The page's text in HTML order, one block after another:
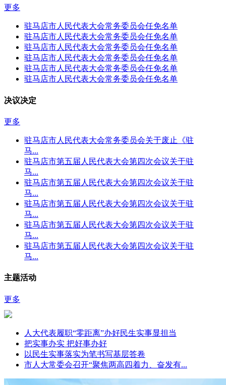
更多
驻马店市人民代表大会常务委员会任免名单
驻马店市人民代表大会常务委员会任免名单
驻马店市人民代表大会常务委员会任免名单
驻马店市人民代表大会常务委员会任免名单
驻马店市人民代表大会常务委员会任免名单
驻马店市人民代表大会常务委员会任免名单
决议决定
更多
驻马店市人民代表大会常务委员会关于废止《驻
马...
驻马店市第五届人民代表大会第四次会议关于驻
马...
驻马店市第五届人民代表大会第四次会议关于驻
马...
驻马店市第五届人民代表大会第四次会议关于驻
马...
驻马店市第五届人民代表大会第四次会议关于驻
马...
驻马店市第五届人民代表大会第四次会议关于驻
马...
主题活动
更多
人大代表履职“零距离”办好民生实事显担当
把实事办实 把好事办好
以民生实事落实为笔书写基层答卷
市人大常委会召开“聚焦两高四着力、奋发有...